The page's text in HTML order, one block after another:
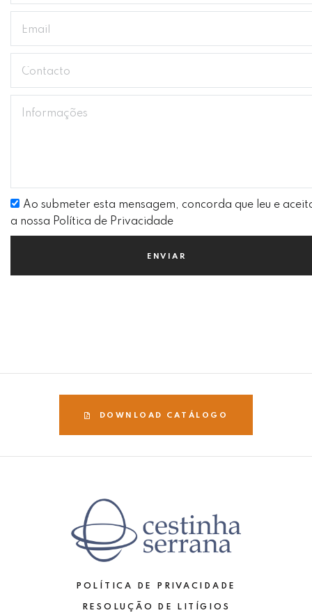
Ao submeter esta mensagem, concorda que leu e
a nossa Política de Privacidade
ENVIAR
DOWNLOAD CATÁLOGO
POLÍTICA DE PRIVACIDADE
RESOLUÇÃO DE LITÍGIOS